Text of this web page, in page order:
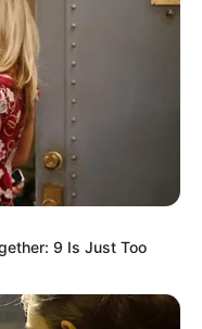
9 Is Just Too